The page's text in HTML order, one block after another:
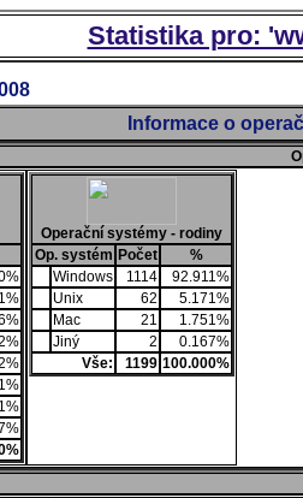
Statistika pro:
Informace o
Operační systémy - rodiny
Op. systém Počet
%
Windows
1114
92.911%
Unix
62
5.171%
Mac
21
1.751%
Jiný
2
0.167%
Vše:
1199 100.000%